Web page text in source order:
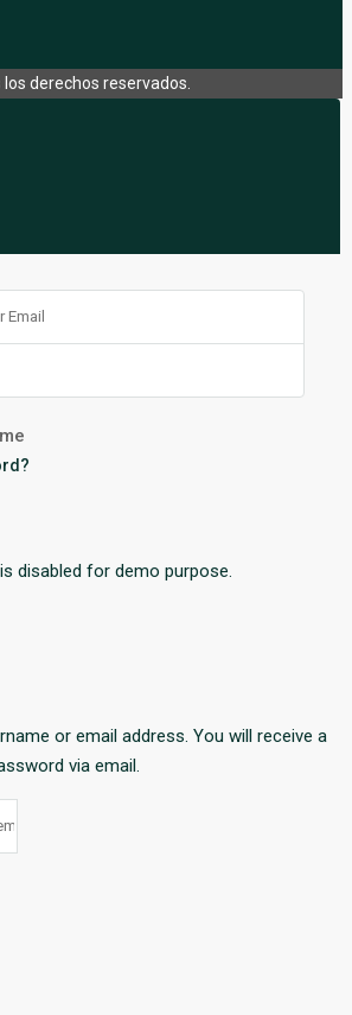
derechos reservados.
disabled for demo purpose.
or email address. You will receive a
via email.